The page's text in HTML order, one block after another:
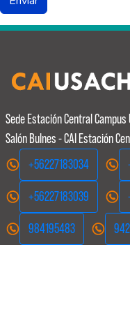
Sede Estación Central Campus
Salón Bulnes - CAI Estación
+56227183034
+56227183039
984195483